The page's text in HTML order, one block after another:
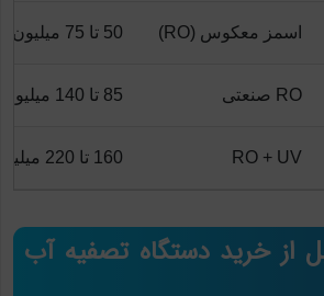
اسمز معکوس (RO) 50 تا 75 میلیون
RO صنعتی 85 تا 140 میلیون
RO + UV 160 تا 220 میلیون
از خرید دستگاه تصفیه آب